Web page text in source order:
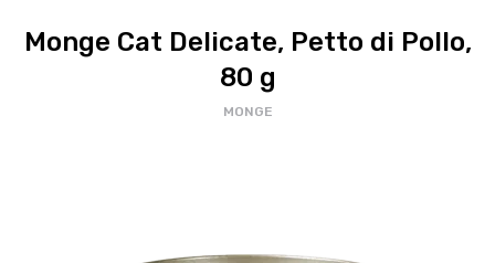
Monge Cat Delicate, Petto di Pollo,
80 g
MONGE